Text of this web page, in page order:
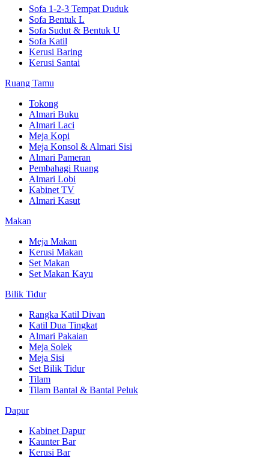
Sofa 1-2-3 Tempat Duduk
Sofa Bentuk L
Sofa Sudut & Bentuk U
Sofa Katil
Kerusi Baring
Kerusi Santai
Ruang Tamu
Tokong
Almari Buku
Almari Laci
Meja Kopi
Meja Konsol & Almari Sisi
Almari Pameran
Pembahagi Ruang
Almari Lobi
Kabinet TV
Almari Kasut
Makan
Meja Makan
Kerusi Makan
Set Makan
Set Makan Kayu
Bilik Tidur
Rangka Katil Divan
Katil Dua Tingkat
Almari Pakaian
Meja Solek
Meja Sisi
Set Bilik Tidur
Tilam
Tilam Bantal & Bantal Peluk
Dapur
Kabinet Dapur
Kaunter Bar
Kerusi Bar